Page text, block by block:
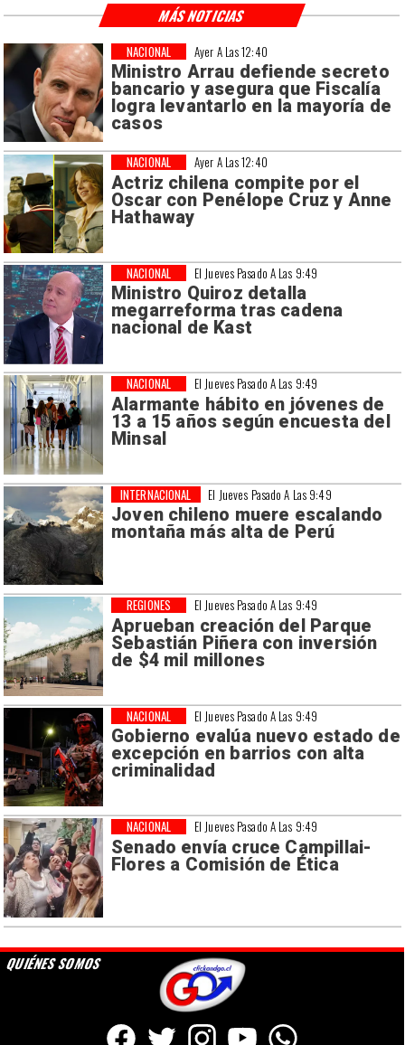
Ayer A Las 12:40
Ministro Arrau defiende secreto
bancario y asegura que Fiscalía
logra levantarlo en la mayoría de
casos
NACIONAL
Ayer A Las 12:40
Actriz chilena compite por el
Oscar con Penélope Cruz y Anne
Hathaway
NACIONAL
El Jueves Pasado A Las 9:49
Ministro Quiroz detalla
megarreforma tras cadena
nacional de Kast
NACIONAL
El Jueves Pasado A Las 9:49
Alarmante hábito en jóvenes de
13 a 15 años según encuesta del
Minsal
NACIONAL
El Jueves Pasado A Las 9:49
Joven chileno muere escalando
montaña más alta de Perú
INTERNACIONAL
El Jueves Pasado A Las 9:49
Aprueban creación del Parque
Sebastián Piñera con inversión
de $4 mil millones
REGIONES
El Jueves Pasado A Las 9:49
Gobierno evalúa nuevo estado de
excepción en barrios con alta
criminalidad
NACIONAL
El Jueves Pasado A Las 9:49
Senado envía cruce Campillai-
Flores a Comisión de Ética
NACIONAL
MÁS NOTICIAS
QUIÉNES SOMOS